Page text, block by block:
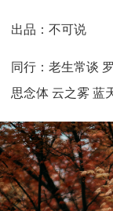
出品：不可说
同行：老生常谈
思念体 云之雾 蓝